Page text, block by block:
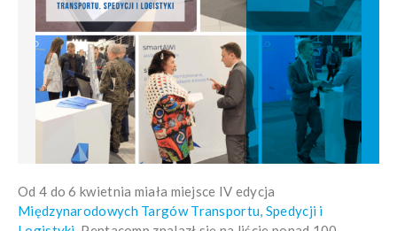
Od 4 do 6 kwietnia miała miejsce IV edycja
Międzynarodowych Targów Transportu, Spedycji i